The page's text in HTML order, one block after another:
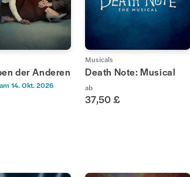
der Anderen
14. Okt. 2026
Musicals
Death Note: Musical
ab
37,50 £